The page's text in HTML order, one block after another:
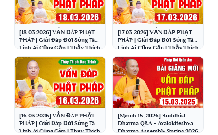
[18.03.2026] VẤN ĐÁP PHẬT
PHÁP | Giải Đáp Đời Sống Tâm
Linh Ai Cũng Gặp | Thầy Thích
Đạo Thịnh
[17.03.2026] VẤN ĐÁP PHẬT
PHÁP | Giải Đáp Đời Sống Tâm
Linh Ai Cũng Gặp | Thầy Thích
Đạo Thịnh
[16.03.2026] VẤN ĐÁP PHẬT
PHÁP | Giải Đáp Đời Sống Tâm
Linh Ai Cũng Gặp | Thầy Thích
[March 15, 2026] Buddhist
Dharma Q&A - Avalokiteshvara
Dharma Assembly Spring 2026